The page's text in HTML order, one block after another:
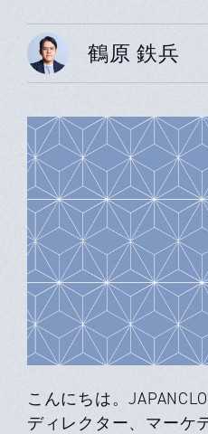
鶴原 鉄兵
こんにちは。
ディレクター、マーケ